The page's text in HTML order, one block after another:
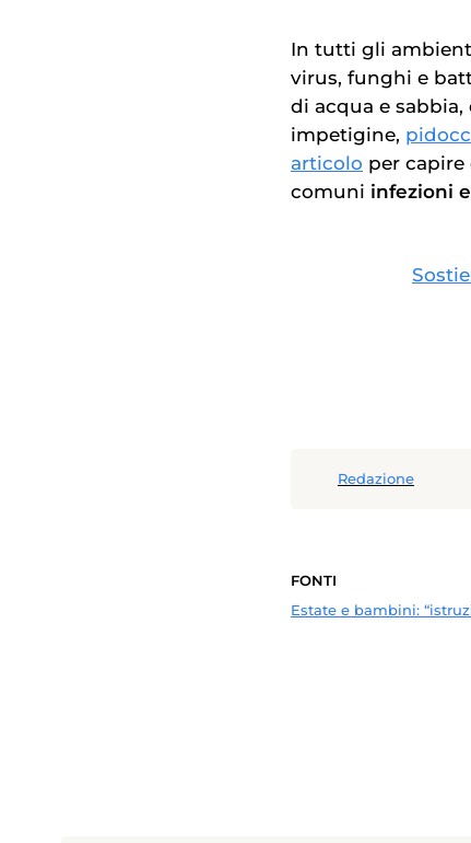
In tutti gli
virus, funghi e
di acqua e
impetigine,
articolo per
comuni infezioni
Redazione
FONTI
Estate e bambini: